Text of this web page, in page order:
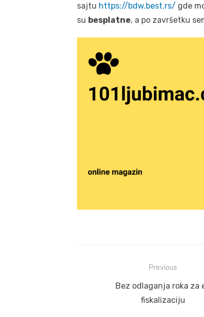
sajtu https://bdw.best.rs/ gde
su besplatne, a po završetku
navigation
Previous
PreviousBez odlaganja roka za
fiskalizaciju